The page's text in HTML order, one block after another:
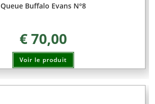
Queue Buffalo Evans N°8
€70,00
Voir le produit